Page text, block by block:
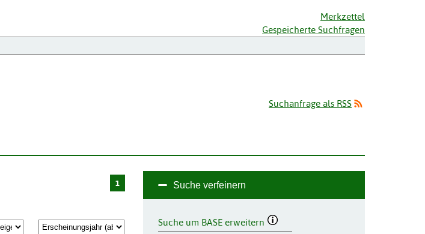
Merkzettel
Gespeicherte Suchfragen
Suchanfrage als RSS
1 Suche verfeinern
Suche um BASE erweitern